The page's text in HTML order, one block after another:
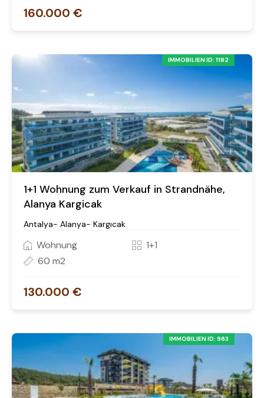
160.000 €
IMMOBILIEN ID: 1182
1+1 Wohnung zum Verkauf in Strandnähe,
Alanya Kargicak
Antalya- Alanya- Kargıcak
Wohnung
1+1
60 m2
130.000 €
IMMOBILIEN ID: 963